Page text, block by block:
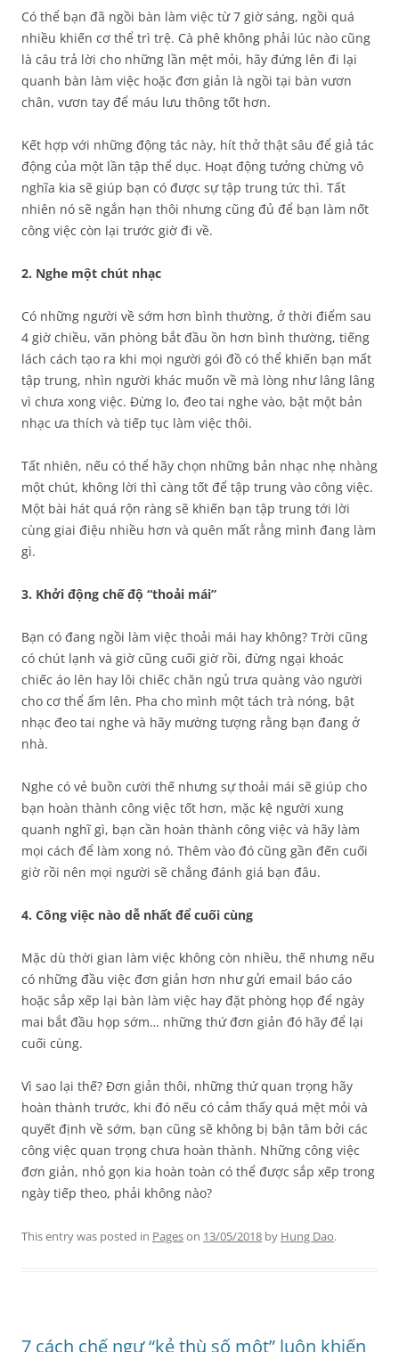
Có thể bạn đã ngồi bàn làm việc từ 7 giờ sáng, ngồi quá
nhiều khiến cơ thể trì trệ. Cà phê không phải lúc nào cũng
là câu trả lời cho những lần mệt mỏi, hãy đứng lên đi lại
quanh bàn làm việc hoặc đơn giản là ngồi tại bàn vươn
chân, vươn tay để máu lưu thông tốt hơn.
Kết hợp với những động tác này, hít thở thật sâu để giả tác
động của một lần tập thể dục. Hoạt động tưởng chừng vô
nghĩa kia sẽ giúp bạn có được sự tập trung tức thì. Tất
nhiên nó sẽ ngắn hạn thôi nhưng cũng đủ để bạn làm nốt
công việc còn lại trước giờ đi về.
2. Nghe một chút nhạc
Có những người về sớm hơn bình thường, ở thời điểm sau
4 giờ chiều, văn phòng bắt đầu ồn hơn bình thường, tiếng
lách cách tạo ra khi mọi người gói đồ có thể khiến bạn mất
tập trung, nhìn người khác muốn về mà lòng như lâng lâng
vì chưa xong việc. Đừng lo, đeo tai nghe vào, bật một bản
nhạc ưa thích và tiếp tục làm việc thôi.
Tất nhiên, nếu có thể hãy chọn những bản nhạc nhẹ nhàng
một chút, không lời thì càng tốt để tập trung vào công việc.
Một bài hát quá rộn ràng sẽ khiến bạn tập trung tới lời
cùng giai điệu nhiều hơn và quên mất rằng mình đang làm
gì.
3. Khởi động chế độ “thoải mái”
Bạn có đang ngồi làm việc thoải mái hay không? Trời cũng
có chút lạnh và giờ cũng cuối giờ rồi, đừng ngại khoác
chiếc áo lên hay lôi chiếc chăn ngủ trưa quàng vào người
cho cơ thể ấm lên. Pha cho mình một tách trà nóng, bật
nhạc đeo tai nghe và hãy mường tượng rằng bạn đang ở
nhà.
Nghe có vẻ buồn cười thế nhưng sự thoải mái sẽ giúp cho
bạn hoàn thành công việc tốt hơn, mặc kệ người xung
quanh nghĩ gì, bạn cần hoàn thành công việc và hãy làm
mọi cách để làm xong nó. Thêm vào đó cũng gần đến cuối
giờ rồi nên mọi người sẽ chẳng đánh giá bạn đâu.
4. Công việc nào dễ nhất để cuối cùng
Mặc dù thời gian làm việc không còn nhiều, thế nhưng nếu
có những đầu việc đơn giản hơn như gửi email báo cáo
hoặc sắp xếp lại bàn làm việc hay đặt phòng họp để ngày
mai bắt đầu họp sớm… những thứ đơn giản đó hãy để lại
cuối cùng.
Vì sao lại thế? Đơn giản thôi, những thứ quan trọng hãy
hoàn thành trước, khi đó nếu có cảm thấy quá mệt mỏi và
quyết định về sớm, bạn cũng sẽ không bị bận tâm bởi các
công việc quan trọng chưa hoàn thành. Những công việc
đơn giản, nhỏ gọn kia hoàn toàn có thể được sắp xếp trong
ngày tiếp theo, phải không nào?
This entry was posted in Pageson 13/05/2018 by Hung Dao.
7 cách chế ngự “kẻ thù số một” luôn khiến